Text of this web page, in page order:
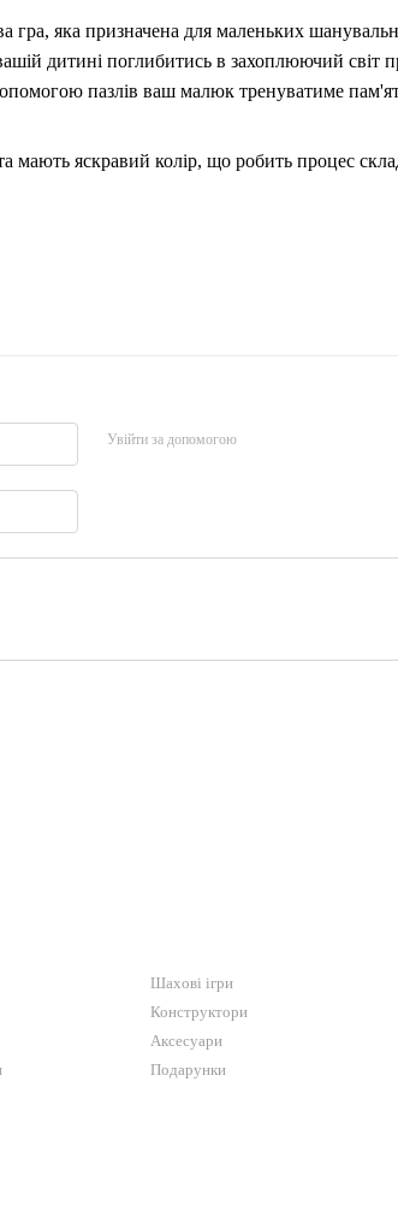
гра, яка призначена для маленьких
дитині поглибитись в захоплюючий світ
пазлів ваш малюк тренуватиме
мають яскравий колір, що робить процес
Увійти за допомогою
Шахові ігри
Конструктори
Аксесуари
Подарунки